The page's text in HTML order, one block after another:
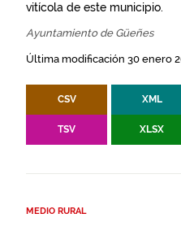
vitícola de este municipio.
Ayuntamiento de Güeñes
Última modificación 30 enero
CSV XML
TSV XLSX
MEDIO RURAL